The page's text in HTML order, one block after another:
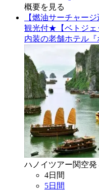
概要を見る
【燃油サーチャー
観光付★【ベトジェ
内装の老舗ホテル
ハノイ ツアー関空発
4日間
5日間